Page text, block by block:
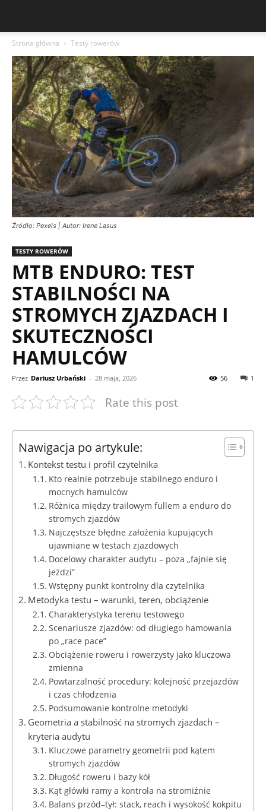
Strona główna Testy rowerów
Źródło: Pexels | Autor: Irene Lasus
TESTY ROWERÓW
MTB ENDURO: TEST
STABILNOŚCI NA
STROMYCH ZJAZDACH I
SKUTECZNOŚCI
HAMULCÓW
Przez Dariusz Urbański - 28 maja, 2026 1
56
Rate this post
Nawigacja po artykule:
Kontekst testu i profil czytelnika
Kto realnie potrzebuje stabilnego enduro i
mocnych hamulców
Różnica między trailowym fullem a enduro do
stromych zjazdów
Najczęstsze błędne założenia kupujących
ujawniane w testach zjazdowych
Docelowy charakter audytu – poza „fajnie się
jeździ”
Wstępny punkt kontrolny dla czytelnika
Metodyka testu – warunki, teren, obciążenie
Charakterystyka terenu testowego
Scenariusze zjazdów: od długiego hamowania
po „race pace”
Obciążenie roweru i rowerzysty jako kluczowa
zmienna
Powtarzalność procedury: kolejność przejazdów
i czas chłodzenia
Podsumowanie kontrolne metodyki
Geometria a stabilność na stromych zjazdach –
kryteria audytu
Kluczowe parametry geometrii pod kątem
stromych zjazdów
Długość roweru i bazy kół
Kąt główki ramy a kontrola na stromiźnie
Balans przód–tył: stack, reach i wysokość kokpitu